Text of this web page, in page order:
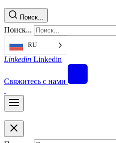
Поиск...
Поиск...
RU
Linkedin Linkedin
Свяжитесь с нами